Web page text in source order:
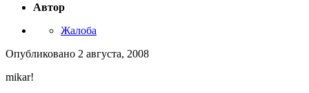
Автор
Жалоба
Опубликовано 2 августа, 2008
mikar!